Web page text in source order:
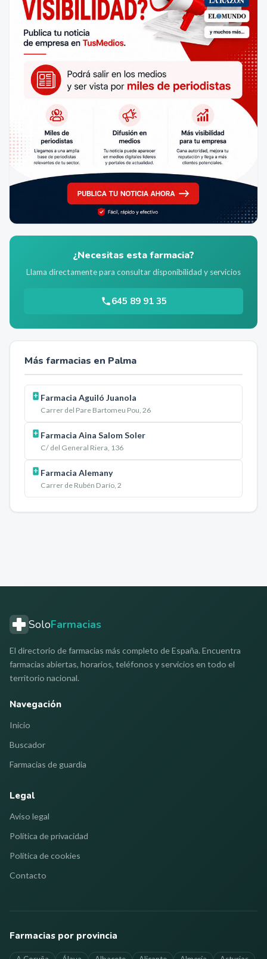
¿Necesitas esta farmacia?
Llama directamente para consultar disponibilidad y servicios
645 89 91 35
Más farmacias en Palma
Farmacia Aguiló Juanola
Carrer del Pare Bartomeu Pou, 26
Farmacia Aina Salom Soler
C/ del General Riera, 136
Farmacia Alemany
Carrer de Rubén Darío, 2
SoloFarmacias
El directorio de farmacias más completo de España. Encuentra
farmacias abiertas, horarios, teléfonos y servicios en todo el
territorio nacional.
Navegación
Inicio
Buscador
Farmacias de guardia
Legal
Aviso legal
Política de privacidad
Política de cookies
Contacto
Farmacias por provincia